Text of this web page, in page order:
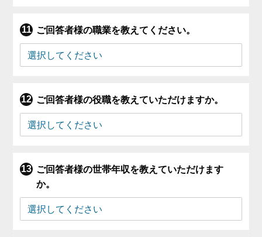
ご回答者様の職業を教えてください。
ご回答者様の役職を教えていただけますか。
ご回答者様の世帯年収を教えていただけます
か。